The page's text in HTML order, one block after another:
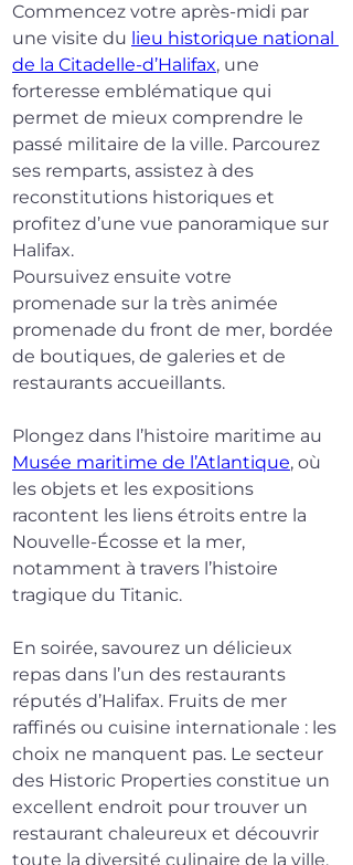
Commencez votre après-midi par
une visite du lieu historique national
de la Citadelle-d’Halifax, une
forteresse emblématique qui
permet de mieux comprendre le
passé militaire de la ville. Parcourez
ses remparts, assistez à des
reconstitutions historiques et
profitez d’une vue panoramique sur
Halifax.
Poursuivez ensuite votre
promenade sur la très animée
promenade du front de mer, bordée
de boutiques, de galeries et de
restaurants accueillants.
Plongez dans l’histoire maritime au
Musée maritime de l’Atlantique, où
les objets et les expositions
racontent les liens étroits entre la
Nouvelle-Écosse et la mer,
notamment à travers l’histoire
tragique du Titanic.
En soirée, savourez un délicieux
repas dans l’un des restaurants
réputés d’Halifax. Fruits de mer
raffinés ou cuisine internationale : les
choix ne manquent pas. Le secteur
des Historic Properties constitue un
excellent endroit pour trouver un
restaurant chaleureux et découvrir
toute la diversité culinaire de la ville.